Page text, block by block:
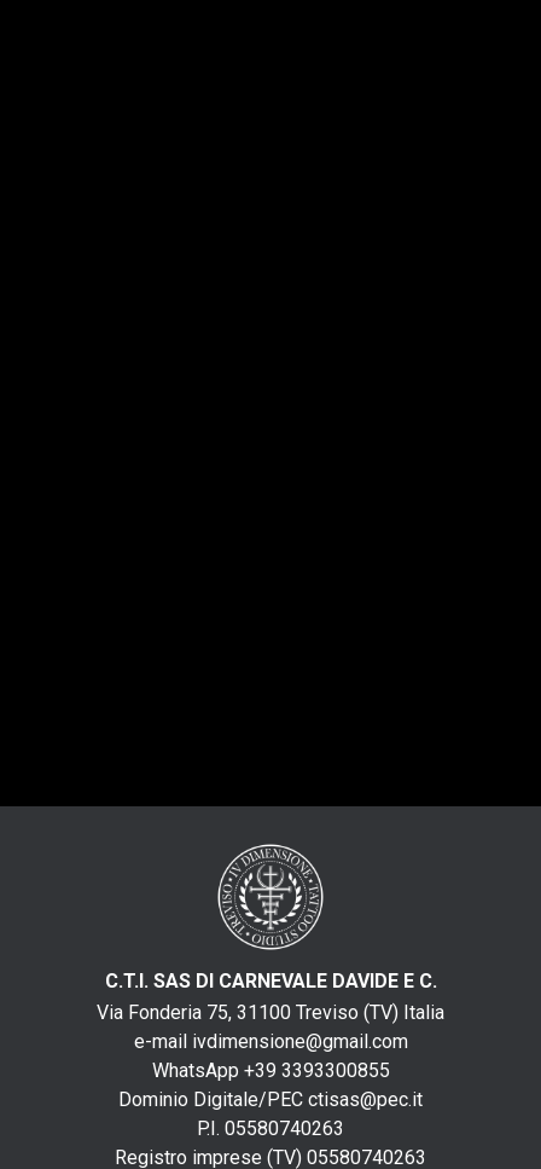
C.T.I. SAS DI CARNEVALE DAVIDE E C.
Via Fonderia 75, 31100 Treviso (TV) Italia
e-mail ivdimensione@gmail.com
WhatsApp +39 3393300855
Dominio Digitale/PEC ctisas@pec.it
P.I. 05580740263
Registro imprese (TV) 05580740263